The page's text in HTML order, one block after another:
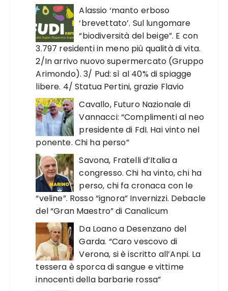
Alassio ‘manto erboso
‘brevettato’. Sul lungomare
“biodiversità del beige”. E con
3.797 residenti in meno più qualità di vita.
2/In arrivo nuovo supermercato (Gruppo
Arimondo). 3/ Pud: sì al 40% di spiagge
libere. 4/ Statua Pertini, grazie Flavio
Cavallo, Futuro Nazionale di
Vannacci: “Complimenti al neo
presidente di FdI. Hai vinto nel
ponente. Chi ha perso”
Savona, Fratelli d’Italia a
congresso. Chi ha vinto, chi ha
perso, chi fa cronaca con le
“veline”. Rosso “ignora” Invernizzi. Debacle
del “Gran Maestro” di Canalicum
Da Loano a Desenzano del
Garda. “Caro vescovo di
Verona, si è iscritto all’Anpi. La
tessera è sporca di sangue e vittime
innocenti della barbarie rossa”